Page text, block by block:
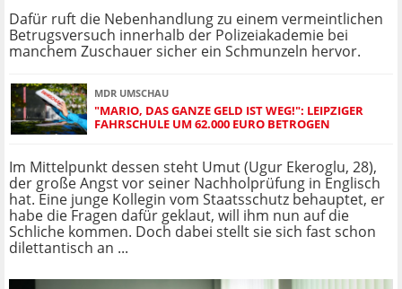
Dafür ruft die Nebenhandlung zu einem vermeintlichen
Betrugsversuch innerhalb der Polizeiakademie bei
manchem Zuschauer sicher ein Schmunzeln hervor.
MDR UMSCHAU
"MARIO, DAS GANZE GELD IST WEG!": LEIPZIGER
FAHRSCHULE UM 62.000 EURO BETROGEN
Im Mittelpunkt dessen steht Umut (Ugur Ekeroglu, 28),
der große Angst vor seiner Nachholprüfung in Englisch
hat. Eine junge Kollegin vom Staatsschutz behauptet, er
habe die Fragen dafür geklaut, will ihm nun auf die
Schliche kommen. Doch dabei stellt sie sich fast schon
dilettantisch an ...